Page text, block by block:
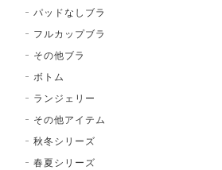
パッドなしブラ
フルカップブラ
その他ブラ
ボトム
ランジェリー
その他アイテム
秋冬シリーズ
春夏シリーズ